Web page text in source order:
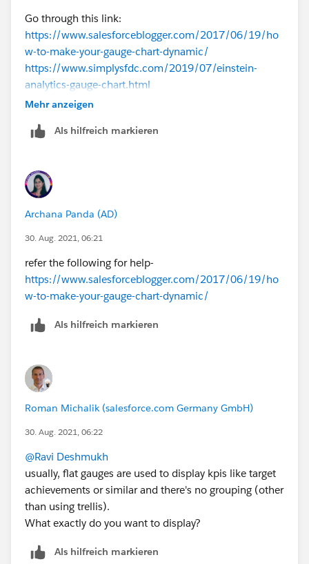
Go through this link:
https://www.salesforceblogger.com/2017/06/19/ho
w-to-make-your-gauge-chart-dynamic/
https://www.simplysfdc.com/2019/07/einstein-
analytics-gauge-chart.html
Piyush
Mehr anzeigen
Als hilfreich markieren
Archana Panda (AD)
30. Aug. 2021, 06:21
refer the following for help-
https://www.salesforceblogger.com/2017/06/19/ho
w-to-make-your-gauge-chart-dynamic/
Als hilfreich markieren
Roman Michalik (salesforce.com Germany GmbH)
30. Aug. 2021, 06:22
@Ravi Deshmukh
usually, flat gauges are used to display kpis like target
achievements or similar and there's no grouping (other
than using trellis).
What exactly do you want to display?
Als hilfreich markieren